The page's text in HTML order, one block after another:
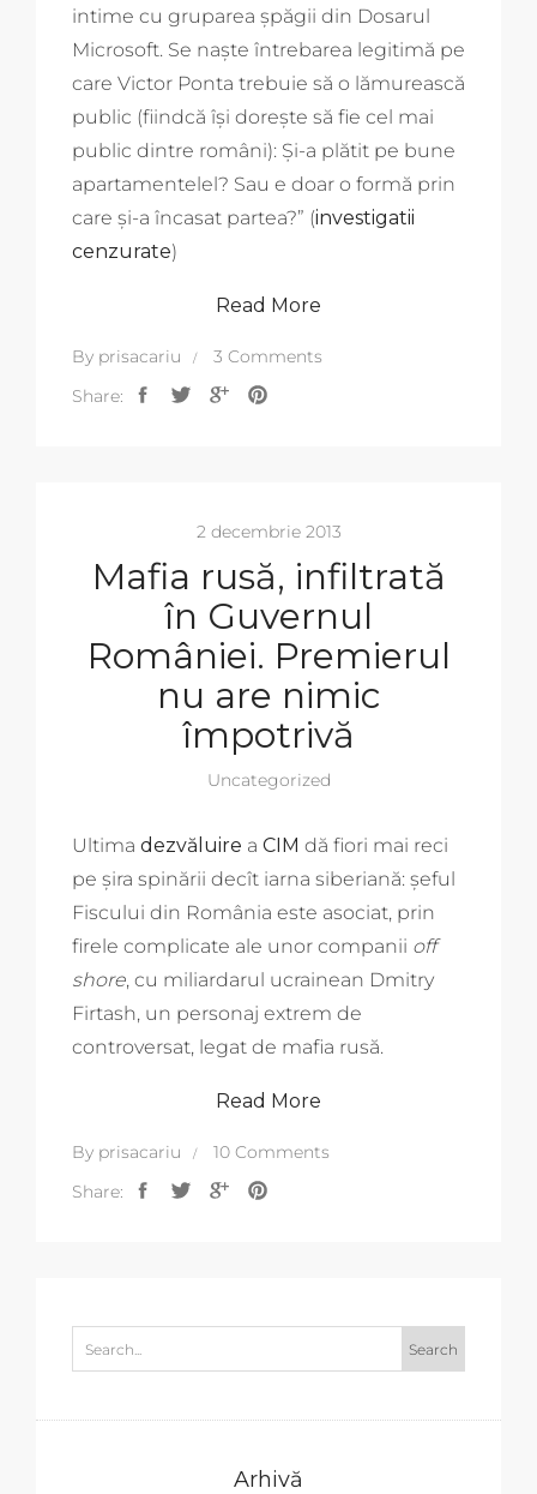
intime cu gruparea șpăgii din Dosarul
Microsoft. Se naște întrebarea legitimă pe
care Victor Ponta trebuie să o lămurească
public (fiindcă își dorește să fie cel mai
public dintre români): Și-a plătit pe bune
apartamentelel? Sau e doar o formă prin
care și-a încasat partea?” (investigatii
cenzurate)
Read More
By prisacariu
3 Comments
Share:
2 decembrie 2013
Mafia rusă, infiltrată
în Guvernul
României. Premierul
nu are nimic
împotrivă
Uncategorized
Ultima dezvăluire a CIM dă fiori mai reci
pe șira spinării decît iarna siberiană: șeful
Fiscului din România este asociat, prin
firele complicate ale unor companii off
shore, cu miliardarul ucrainean Dmitry
Firtash, un personaj extrem de
controversat, legat de mafia rusă.
Read More
By prisacariu
10 Comments
Share:
Arhivă